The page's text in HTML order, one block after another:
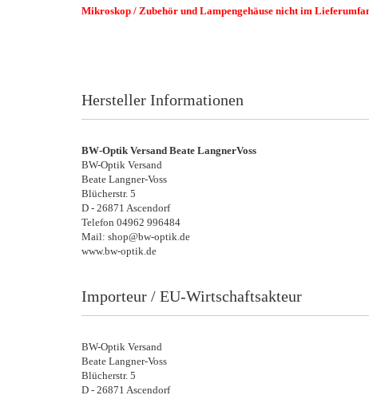
Mikroskop / Zubehör und Lampengehäuse nicht im
Hersteller Informationen
BW-Optik Versand Beate LangnerVoss
BW-Optik Versand
Beate Langner-Voss
Blücherstr. 5
D - 26871 Ascendorf
Telefon 04962 996484
Mail: shop@bw-optik.de
www.bw-optik.de
Importeur / EU-Wirtschaftsakteur
BW-Optik Versand
Beate Langner-Voss
Blücherstr. 5
D - 26871 Ascendorf